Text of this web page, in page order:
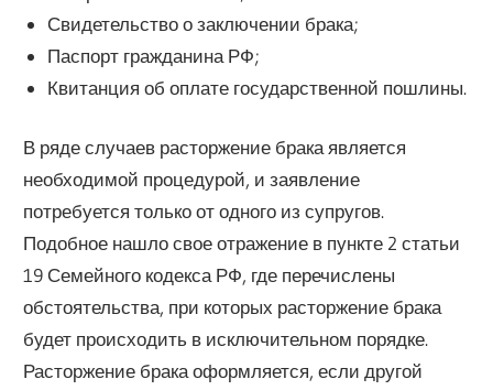
Свидетельство о заключении брака;
Паспорт гражданина РФ;
Квитанция об оплате государственной пошлины.
В ряде случаев расторжение брака является
необходимой процедурой, и заявление
потребуется только от одного из супругов.
Подобное нашло свое отражение в пункте 2 статьи
19 Семейного кодекса РФ, где перечислены
обстоятельства, при которых расторжение брака
будет происходить в исключительном порядке.
Расторжение брака оформляется, если другой